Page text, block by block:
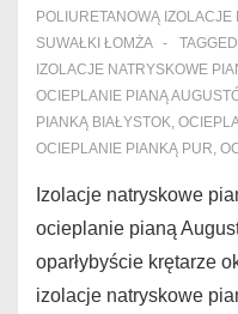
POLIURETANOWĄ
SUWAŁKI ŁOMŻA
IZOLACJE NATRYSKOWE
OCIEPLANIE PIANĄ
PIANKĄ BIAŁYSTOK,
OCIEPLANIE PIANKĄ PUR,
Izolacje natryskowe
ocieplanie pianą
oparłybyście krętarze
izolacje natryskowe